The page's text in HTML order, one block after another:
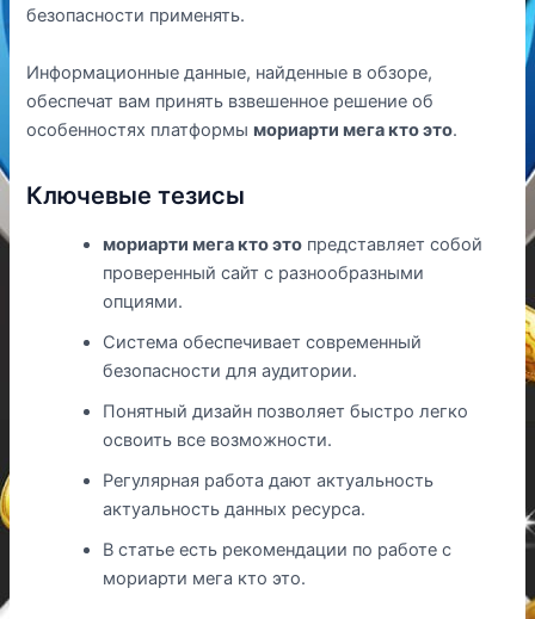
безопасности применять.
Информационные данные, найденные в обзоре,
обеспечат вам принять взвешенное решение об
особенностях платформы мориарти мега кто это.
Ключевые тезисы
мориарти мега кто это представляет собой
проверенный сайт с разнообразными
опциями.
Система обеспечивает современный
безопасности для аудитории.
Понятный дизайн позволяет быстро легко
освоить все возможности.
Регулярная работа дают актуальность
актуальность данных ресурса.
В статье есть рекомендации по работе с
мориарти мега кто это.